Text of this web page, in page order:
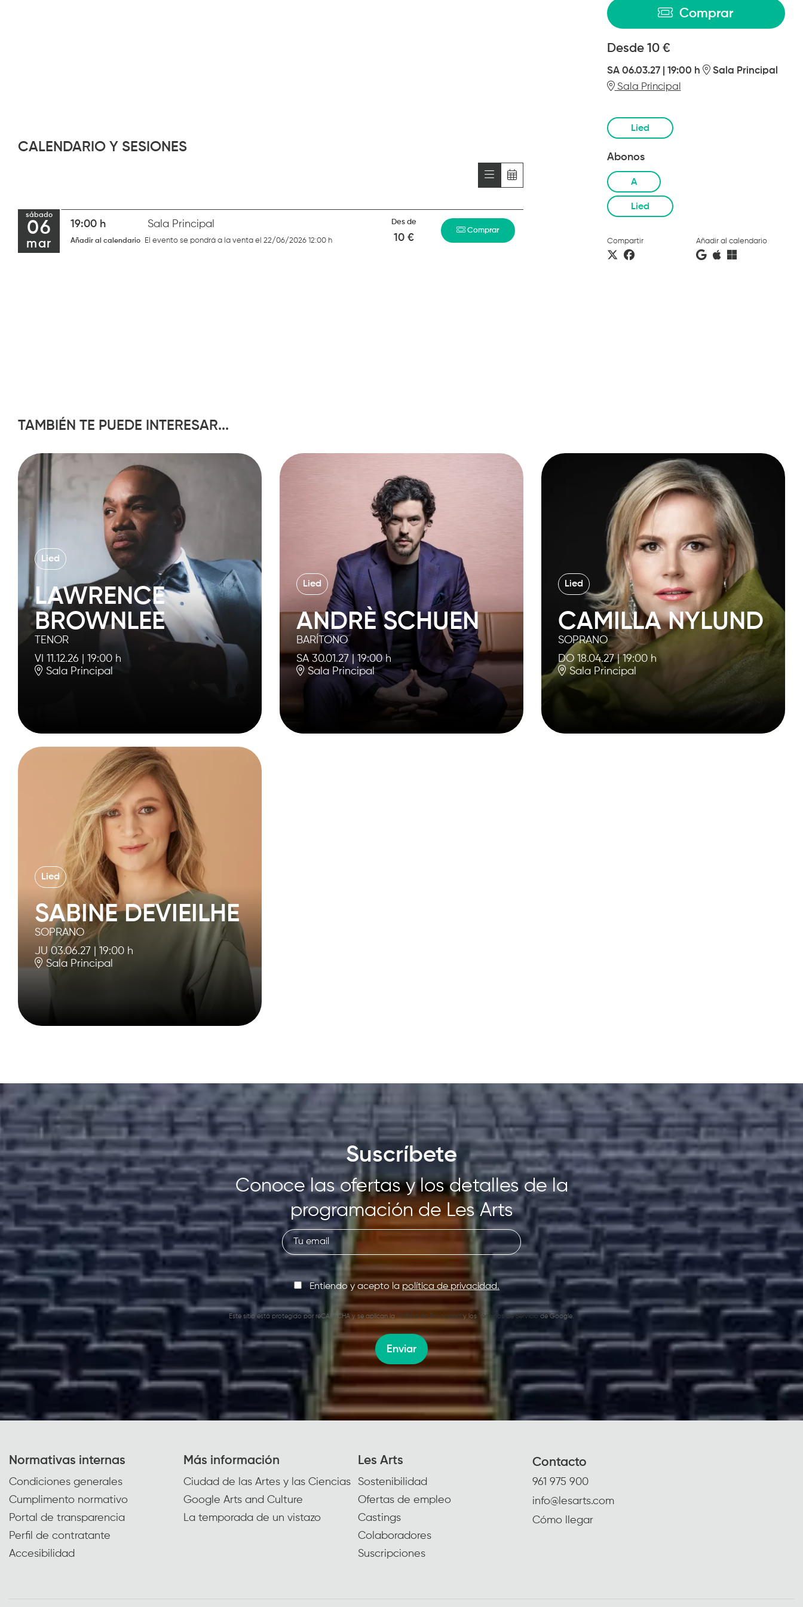
Comprar
Desde Desde
10 €
SA 06.03.27| 19:00 h
Sala Principal
Sala Principal
Lied
Abonos
A
Lied
Compartir Añadir al calendario
CALENDARIO Y SESIONES
sábado
06
mar
19:00 h Sala Principal
Añadir al calendario El evento se pondrá a la venta el 22/06/2026 12:00 h
Des de
10 €
Comprar
TAMBIÉN TE PUEDE INTERESAR...
Lied
LAWRENCE
BROWNLEE
TENOR
VI 11.12.26
19:00 h
Sala Principal
Lied
ANDRÈ SCHUEN
BARÍTONO
SA 30.01.27 |19:00 h
Sala Principal
Lied
CAMILLA NYLUND
SOPRANO
DO 18.04.27|19:00 h
Sala Principal
Lied
SABINE DEVIEILHE
SOPRANO
JU 03.06.27
19:00 h
Sala Principal
Suscríbete
Conoce las ofertas y los detalles de la
programación de Les Arts
Entiendo y acepto la política de privacidad.
Este sitio está protegido por reCAPTCHA y se aplican la Política de Privacidad y los Términos de Serviciode Google.
Enviar
Normativas internas
Condiciones generales
Cumplimento normativo
Portal de transparencia
Perfil de contratante
Accesibilidad
Más información
Ciudad de las Artes y las Ciencias
Google Arts and Culture
La temporada de un vistazo
Les Arts
Sostenibilidad
Ofertas de empleo
Castings
Colaboradores
Suscripciones
Contacto
961 975 900
info@lesarts.com
Cómo llegar